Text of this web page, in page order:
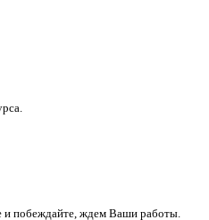
и побеждайте, ждем Ваши работы.